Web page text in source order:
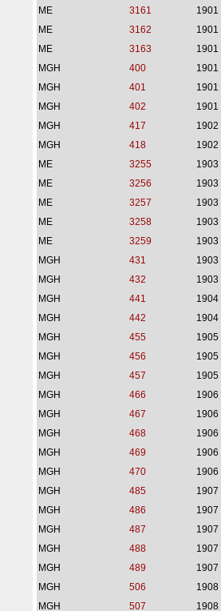
ME
3161 1901
ME
3162 1901
ME
3163 1901
MGH
400 1901
MGH
401 1901
MGH
402 1901
MGH
417 1902
MGH
418 1902
ME
3255 1903
ME
3256 1903
ME
3257 1903
ME
3258 1903
ME
3259 1903
MGH
431 1903
MGH
432 1903
MGH
441 1904
MGH
442 1904
MGH
455 1905
MGH
456 1905
MGH
457 1905
MGH
466 1906
MGH
467 1906
MGH
468 1906
MGH
469 1906
MGH
470 1906
MGH
485 1907
MGH
486 1907
MGH
487 1907
MGH
488 1907
MGH
489 1907
MGH
506 1908
MGH
507 1908